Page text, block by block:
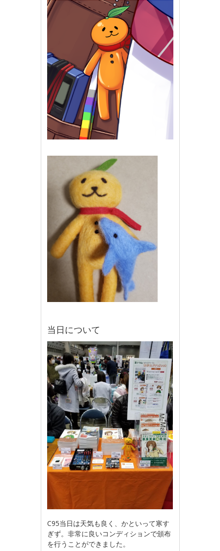
当日について
C95当日は天気も良く、かといって寒す
ぎず。非常に良いコンディションで頒布
を行うことができました。